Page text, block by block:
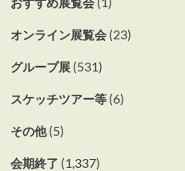
オンライン展覧会(23)
グループ展(531)
スケッチツアー等(6)
その他(5)
会期終了 (1,337)